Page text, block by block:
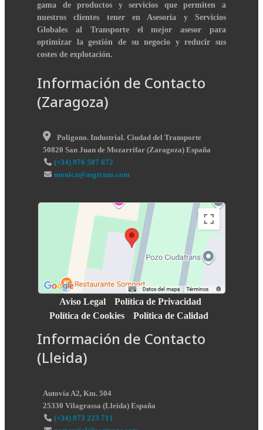
gama de productos y servicios que permiten a
nuestros clientes tener en Asesoría y Servicios
Globales al Transporte el mejor asesor para
optimizar la gestión de su negocio y reducir sus
costes de explotación.
Información de Contacto
(Zaragoza)
Poligono. Industrial. Ciudad del Transporte
50820 San Juan de Mozarrifar (Zaragoza) España
(+34) 976 587 672
monica@asgtrans.com
Aviso Legal
Política de Privacidad
Política de Cookies
Política de Calidad
Información de Contacto
(Lleida)
Autovía A2, Km. 504
25330 Vilagrassa (Lleida) España
(+34) 973 223 711